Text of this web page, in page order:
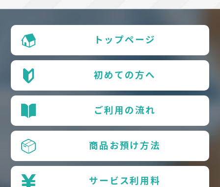
トップページ
初めての方へ
ご利用の流れ
商品お預け方法
サービス利用料